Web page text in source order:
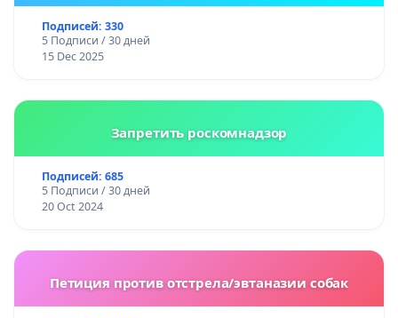
Подписей: 330
5 Подписи / 30 дней
15 Dec 2025
Запретить роскомнадзор
Подписей: 685
5 Подписи / 30 дней
20 Oct 2024
Петиция против отстрела/эвтаназии собак